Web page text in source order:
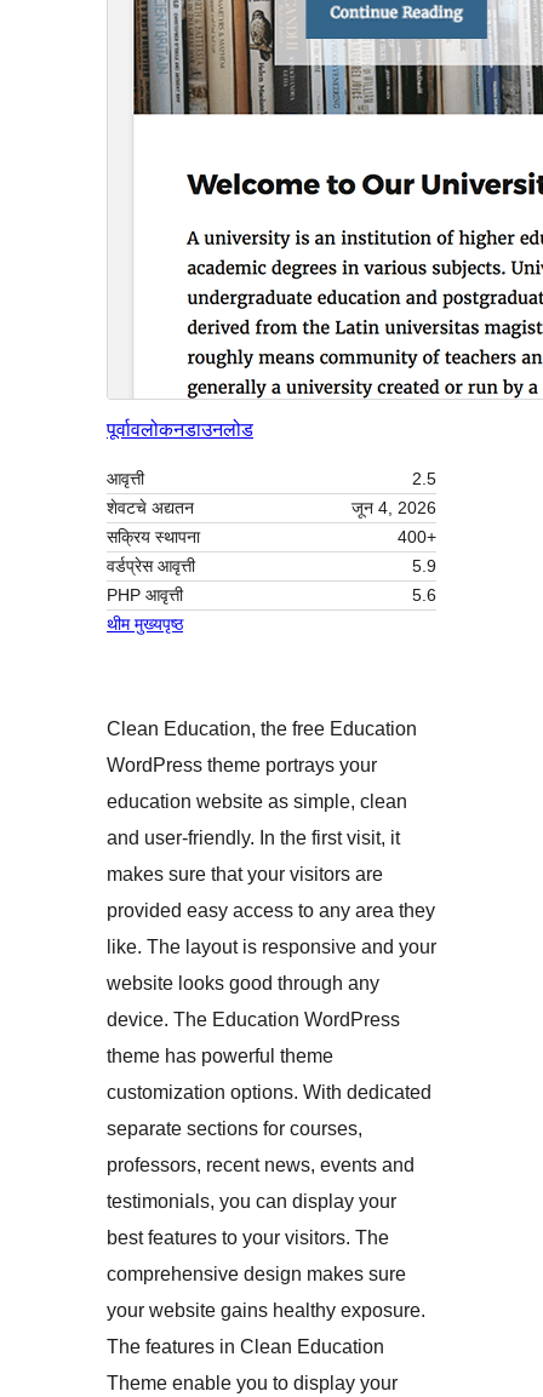
पूर्वावलोकनडाउनलोड
आवृत्ती
2.5
शेवटचे अद्यतन
जून 4, 2026
सक्रिय स्थापना
400+
वर्डप्रेस आवृत्ती
5.9
PHP आवृत्ती
5.6
थीम मुख्यपृष्ठ
Clean Education, the free Education
WordPress theme portrays your
education website as simple, clean
and user-friendly. In the first visit, it
makes sure that your visitors are
provided easy access to any area they
like. The layout is responsive and your
website looks good through any
device. The Education WordPress
theme has powerful theme
customization options. With dedicated
separate sections for courses,
professors, recent news, events and
testimonials, you can display your
best features to your visitors. The
comprehensive design makes sure
your website gains healthy exposure.
The features in Clean Education
Theme enable you to display your